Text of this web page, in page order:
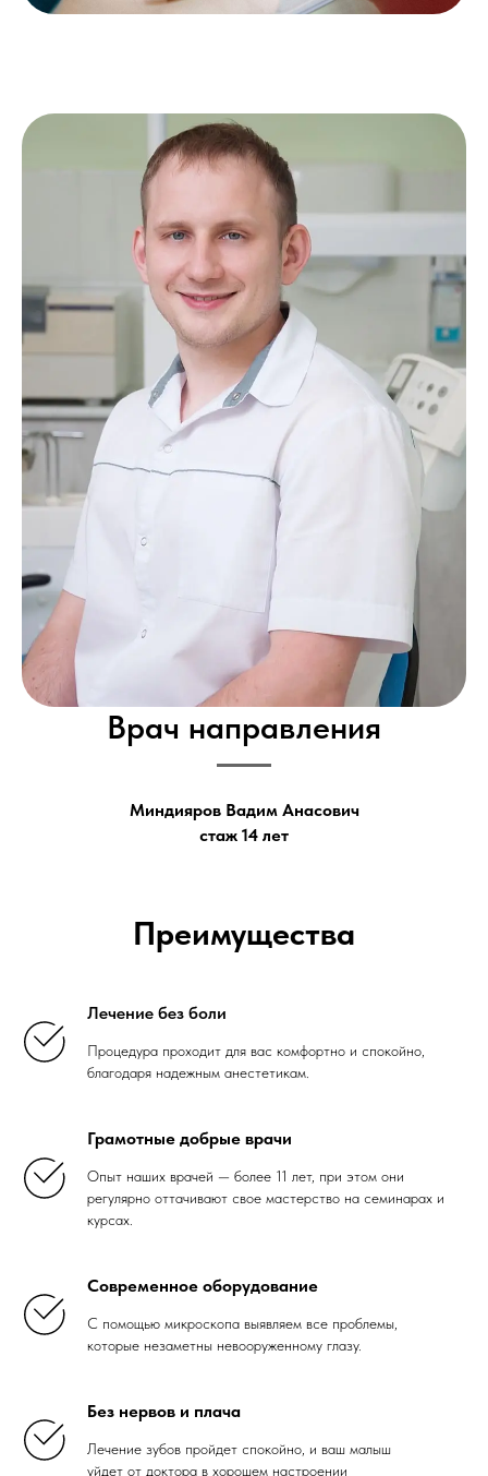
Врач направления
Миндияров Вадим Анасович
стаж 14 лет
Преимущества
Лечение без боли
Процедура проходит для вас комфортно и спокойно,
благодаря надежным анестетикам.
Грамотные добрые врачи
Опыт наших врачей — более 11 лет, при этом они
регулярно оттачивают свое мастерство на семинарах и
курсах.
Современное оборудование
С помощью микроскопа выявляем все проблемы,
которые незаметны невооруженному глазу.
Без нервов и плача
Лечение зубов пройдет спокойно, и ваш малыш
уйдет от доктора в хорошем настроении